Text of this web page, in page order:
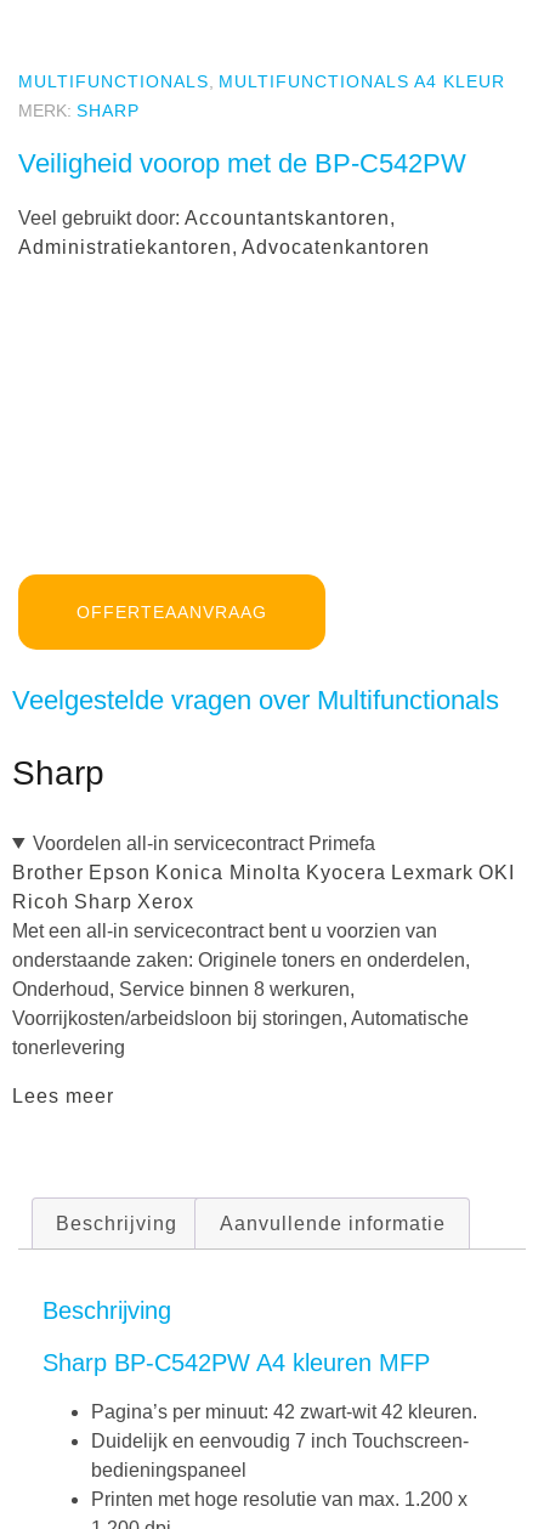
MULTIFUNCTIONALS
MULTIFUNCTIONALS A4 KLEUR
MERK: SHARP
Veiligheid voorop met de BP-C542PW
Veel gebruikt door: Accountantskantoren,
Administratiekantoren, Advocatenkantoren
OFFERTEAANVRAAG
Veelgestelde vragen over Multifunctionals
Sharp
Voordelen all-in servicecontract Primefa
Brother Epson Konica Minolta Kyocera Lexmark OKI
Ricoh Sharp Xerox
Met een all-in servicecontract bent u voorzien van
onderstaande zaken: Originele toners en onderdelen,
Onderhoud, Service binnen 8 werkuren,
Voorrijkosten/arbeidsloon bij storingen, Automatische
tonerlevering
Lees meer
Beschrijving Aanvullende informatie
Beschrijving
Sharp BP-C542PW A4 kleuren MFP
Pagina’s per minuut: 42 zwart-wit 42 kleuren.
Duidelijk en eenvoudig 7 inch Touchscreen-
bedieningspaneel
Printen met hoge resolutie van max. 1.200 x